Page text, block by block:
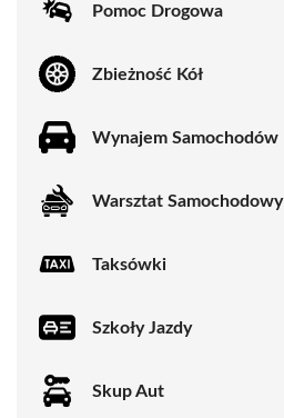
Pomoc Drogowa
Zbieżność Kół
Wynajem Samochodów
Warsztat Samochodowy
Taksówki
Szkoły Jazdy
Skup Aut